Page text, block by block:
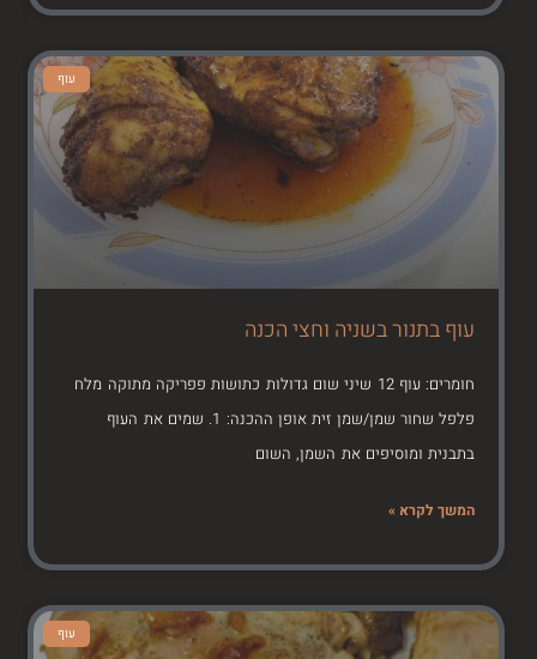
עוף
עוף בתנור בשניה וחצי הכנה
חומרים: עוף 12 שיני שום גדולות כתושות פפריקה מתוקה מלח
פלפל שחור שמן/שמן זית אופן ההכנה: 1. שמים את העוף
בתבנית ומוסיפים את השמן, השום
המשך לקרא »
עוף